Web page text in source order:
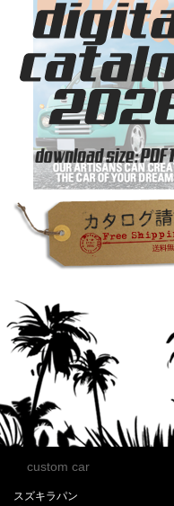
custom car
スズキラパン